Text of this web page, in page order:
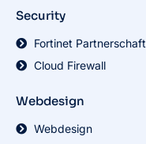
Security
Fortinet Partnerschaft
Cloud Firewall
Webdesign
Webdesign